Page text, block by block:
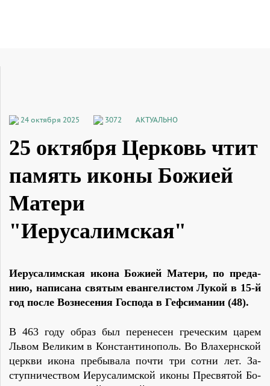
24 октября 2025 3072 АКТУАЛЬНО
25 октября Церковь чтит
память иконы Божией
Матери
"Иерусалимская"
Иеру­са­лим­ская ико­на Бо­жи­ей Ма­те­ри, по пре­да­
нию, на­пи­са­на свя­тым еван­ге­ли­стом Лу­кой в 15-й
год по­сле Воз­не­се­ния Гос­по­да в Геф­си­ма­нии (48).
В 463 го­ду об­раз был пе­ре­не­сен гре­че­ским ца­рем
Львом Ве­ли­ким в Кон­стан­ти­но­поль. Во Влахерн­ской
церк­ви ико­на пре­бы­ва­ла по­чти три сот­ни лет. За­
ступ­ни­че­ством Иеру­са­лим­ской ико­ны Пре­свя­той Бо­